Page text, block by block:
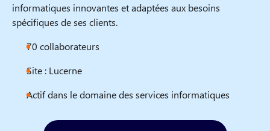
informatiques innovantes et adaptées aux besoins
spécifiques de ses clients.
70 collaborateurs
Site : Lucerne
Actif dans le domaine des services informatiques